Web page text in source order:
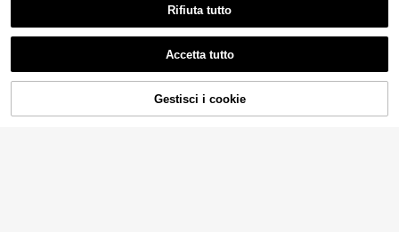
COMPRA ORA AGGIUNGI AL CARRELLO
Rifiuta tutto
Accetta tutto
Gestisci i cookie